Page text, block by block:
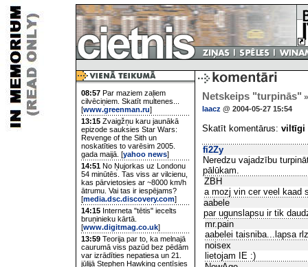
08:57 Par maziem zaļiem
cilvēciņiem. Skatīt multenes...
[www.greenman.ru]
13:15 Zvaigžņu karu jaunākā
epizode sauksies Star Wars:
Revenge of the Sith un
noskatīties to varēsim 2005.
gada maijā. [yahoo news]
14:51 No Ņujorkas uz Londonu
54 minūtēs. Tas viss ar vilcienu,
kas pārvietosies ar ~8000 km/h
ātrumu. Vai tas ir iespējams?
[media.dsc.discovery.com]
14:15 Interneta "tētis" iecelts
bruņinieku kārtā.
[www.digitmag.co.uk]
13:59 Teorija par to, ka melnajā
caurumā viss pazūd bez pēdām
var izrādīties nepatiesa un 21.
jūlijā Stephen Hawking centīsies
Netskeips "turpinās"
laacz @ 2004-05-27 15:54
Skatīt komentārus: viltīgi
fi2Zy
Neredzu vajadzību
pālūkam.
ZBH
a mozj vin cer veel kaad
aabele
par ugunslapsu ir tik
mr.pain
aabelei taisniba...lapsa
noisex
lietojam IE :)